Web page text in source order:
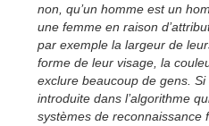
non, qu’un homme est un
une femme en raison
par exemple la largeur de
forme de leur visage, la
exclure beaucoup de gens.
introduite dans l’algorithme
systèmes de reconnaissance